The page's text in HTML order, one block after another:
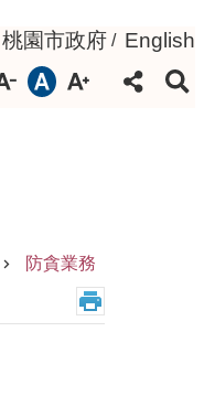
桃園市政府 English
防貪業務